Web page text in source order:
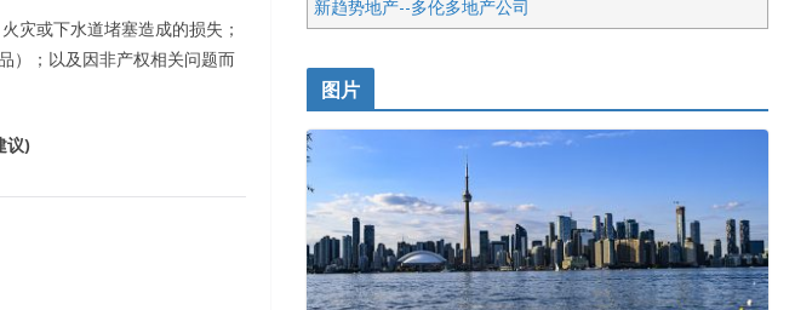
灾或下水道堵塞造成的损失；
）；以及因非产权相关问题而
议)
新趋势地产--多伦多地产公司
呱呱电器
开明车行KS CAR SALES & SERVICE
健健宝公司
皇后金融集团
正点印艺设计
图片